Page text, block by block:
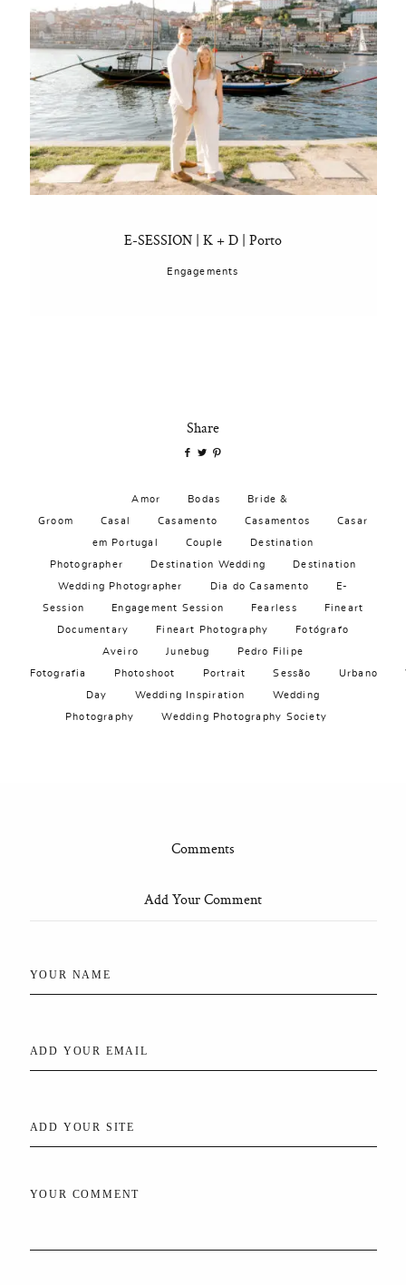
E-SESSION | K + D | Porto
Engagements
Share
Amor Bodas Bride &
Groom Casal Casamento Casamentos Casar
em Portugal Couple Destination
Photographer Destination Wedding Destination
Wedding Photographer Dia do Casamento E-
Session Engagement Session Fearless Fineart
Documentary Fineart Photography Fotógrafo
Aveiro Junebug Pedro Filipe
Fotografia Photoshoot Portrait Sessão Urbano
Day Wedding Inspiration Wedding
Photography Wedding Photography Society
Comments
Add Your Comment
YOUR NAME
ADD YOUR EMAIL
ADD YOUR SITE
YOUR COMMENT